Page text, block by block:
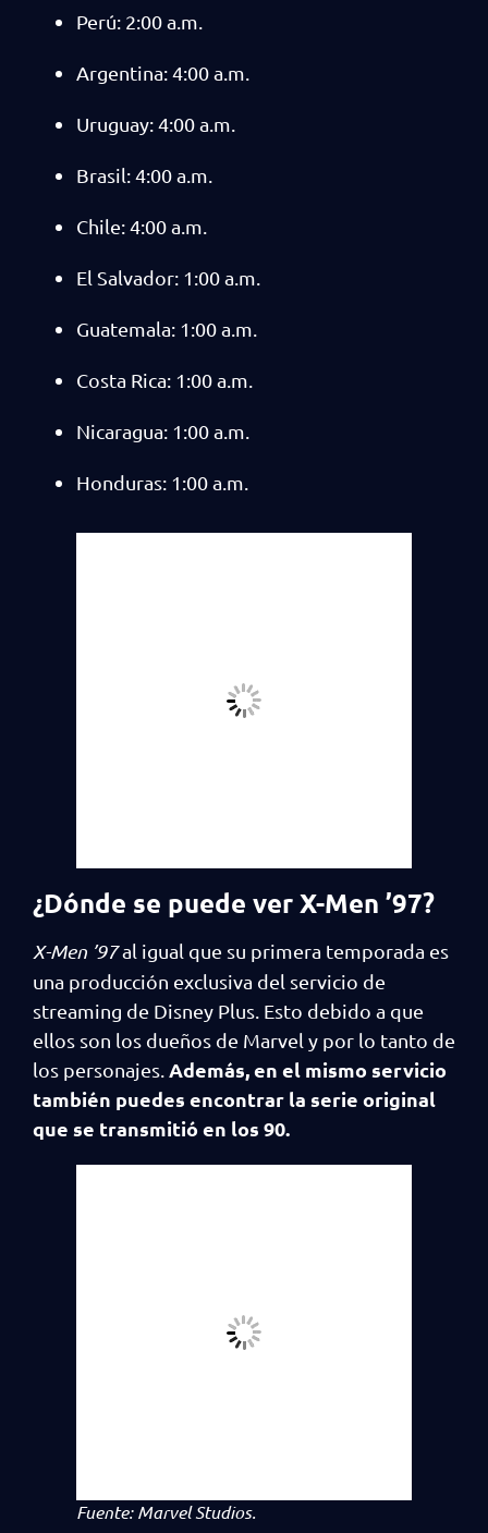
Perú: 2:00 a.m.
Argentina: 4:00 a.m.
Uruguay: 4:00 a.m.
Brasil: 4:00 a.m.
Chile: 4:00 a.m.
El Salvador: 1:00 a.m.
Guatemala: 1:00 a.m.
Costa Rica: 1:00 a.m.
Nicaragua: 1:00 a.m.
Honduras: 1:00 a.m.
¿Dónde se puede ver X-Men ’97?
X-Men ’97al igual que su primera temporada es
una producción exclusiva del servicio de
streaming de Disney Plus. Esto debido a que
ellos son los dueños de Marvel y por lo tanto de
los personajes. Además, en el mismo servicio
también puedes encontrar la serie original
que se transmitió en los 90.
Fuente: Marvel Studios.